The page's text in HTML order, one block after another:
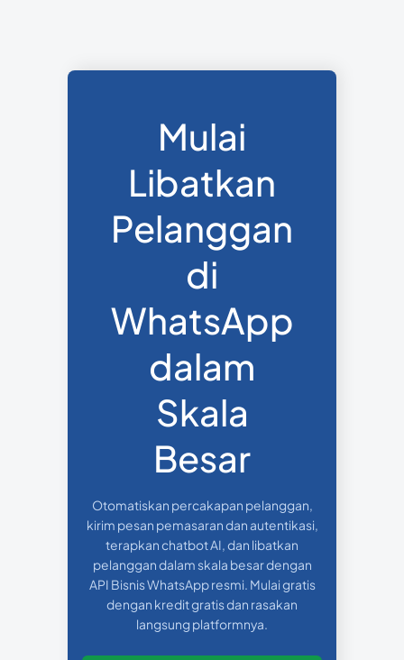
Mulai
Libatkan
Pelanggan
di
WhatsApp
dalam
Skala
Besar
Otomatiskan percakapan pelanggan,
kirim pesan pemasaran dan autentikasi,
terapkan chatbot AI, dan libatkan
pelanggan dalam skala besar dengan
API Bisnis WhatsApp resmi. Mulai gratis
dengan kredit gratis dan rasakan
langsung platformnya.